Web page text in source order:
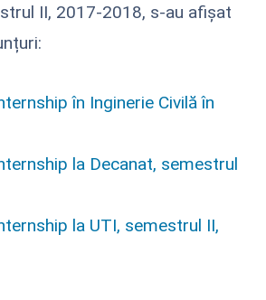
II, 2017-2018, s-au afișat
în Inginerie Civilă în
la Decanat, semestrul
la UTI, semestrul II,